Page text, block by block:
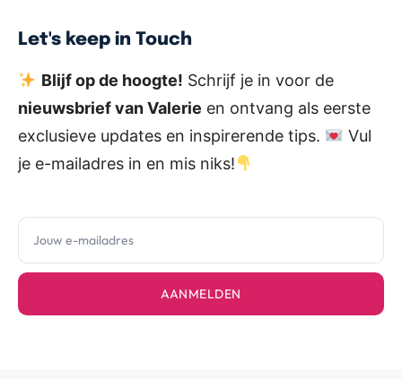
Let's keep in Touch
Blijf op de hoogte! Schrijf je in voor de
nieuwsbrief van Valerie en ontvang als eerste
exclusieve updates en inspirerende tips.
Vul
je e-mailadres in en mis niks!
AANMELDEN